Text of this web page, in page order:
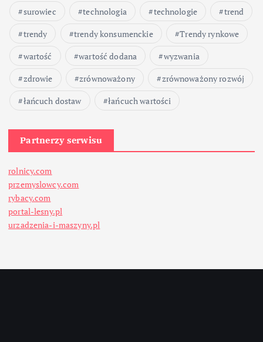
surowiec
technologia technologie
trend
trendy
trendy konsumenckie
Trendy rynkowe
wartość
wartość dodana
wyzwania
zdrowie
zrównoważony
zrównoważony rozwój
łańcuch dostaw
łańcuch wartości
Partnerzy serwisu
rolnicy.com
przemyslowcy.com
rybacy.com
portal-lesny.pl
urzadzenia-i-maszyny.pl